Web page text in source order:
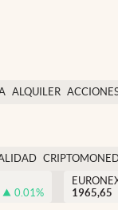
ALQUILER
USA
0.01%
1965,65